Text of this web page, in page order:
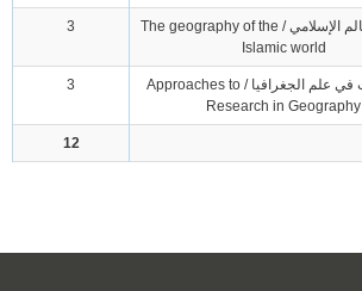
جغرافيا العالم الإسلامي / The geography of the
Islamic world
3
مناهج بحث في علم الجغرافيا / Approaches to
Research in Geography
3
12